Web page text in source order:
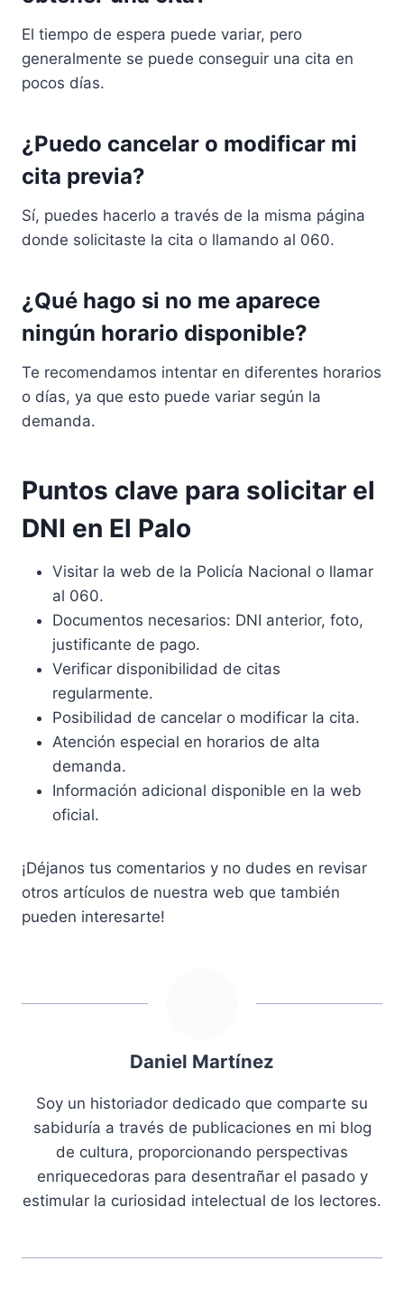
El tiempo de espera puede variar, pero
generalmente se puede conseguir una cita en
pocos días.
¿Puedo cancelar o modificar mi
cita previa?
Sí, puedes hacerlo a través de la misma página
donde solicitaste la cita o llamando al 060.
¿Qué hago si no me aparece
ningún horario disponible?
Te recomendamos intentar en diferentes horarios
o días, ya que esto puede variar según la
demanda.
Puntos clave para solicitar el
DNI en El Palo
Visitar la web de la Policía Nacional o llamar
al 060.
Documentos necesarios: DNI anterior, foto,
justificante de pago.
Verificar disponibilidad de citas
regularmente.
Posibilidad de cancelar o modificar la cita.
Atención especial en horarios de alta
demanda.
Información adicional disponible en la web
oficial.
¡Déjanos tus comentarios y no dudes en revisar
otros artículos de nuestra web que también
pueden interesarte!
Daniel Martínez
Soy un historiador dedicado que comparte su
sabiduría a través de publicaciones en mi blog
de cultura, proporcionando perspectivas
enriquecedoras para desentrañar el pasado y
estimular la curiosidad intelectual de los lectores.